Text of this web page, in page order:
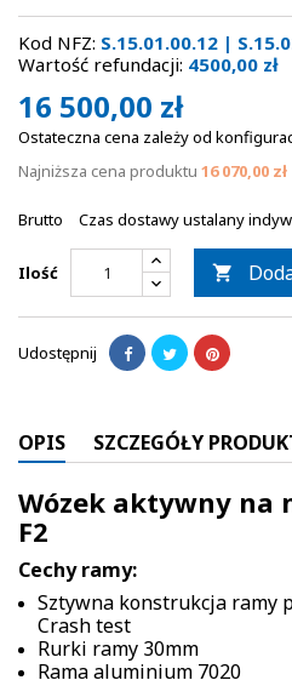
Kod NFZ: S.15.01.00.12 |
Wartość refundacji: 4500,00 zł
16 500,00 zł
Ostateczna cena zależy od
Najniższa cena produktu 16 070,00 zł
Brutto Czas dostawy ustalany
Ilość 
Udostępnij
OPIS SZCZEGÓŁY
Wózek aktywny na
F2
Cechy ramy:
Sztywna konstrukcja ramy
Crash test
Rurki ramy 30mm
Rama aluminium 7020